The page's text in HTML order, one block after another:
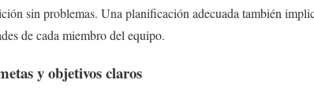
sin problemas. Una planificación adecuada también
de cada miembro del equipo.
y objetivos claros